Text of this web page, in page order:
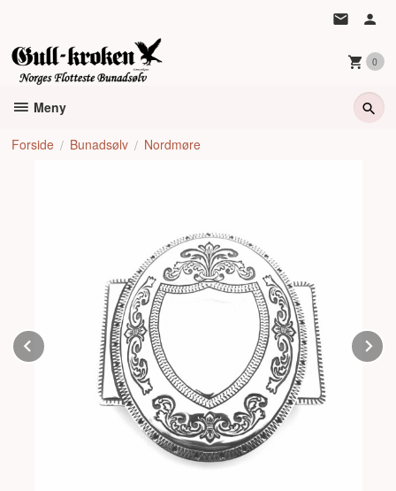
innholdet
0
Meny
Forside Bunadsølv Nordmøre
Prev